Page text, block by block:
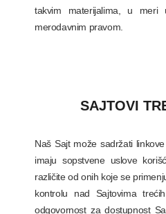
takvim materijalima, u
merodavnim pravom.
SAJTOVI
Naš Sajt može sadržati
imaju sopstvene uslove
različite od onih koje se
kontrolu nad Sajtovima
odgovornost za dostupnost